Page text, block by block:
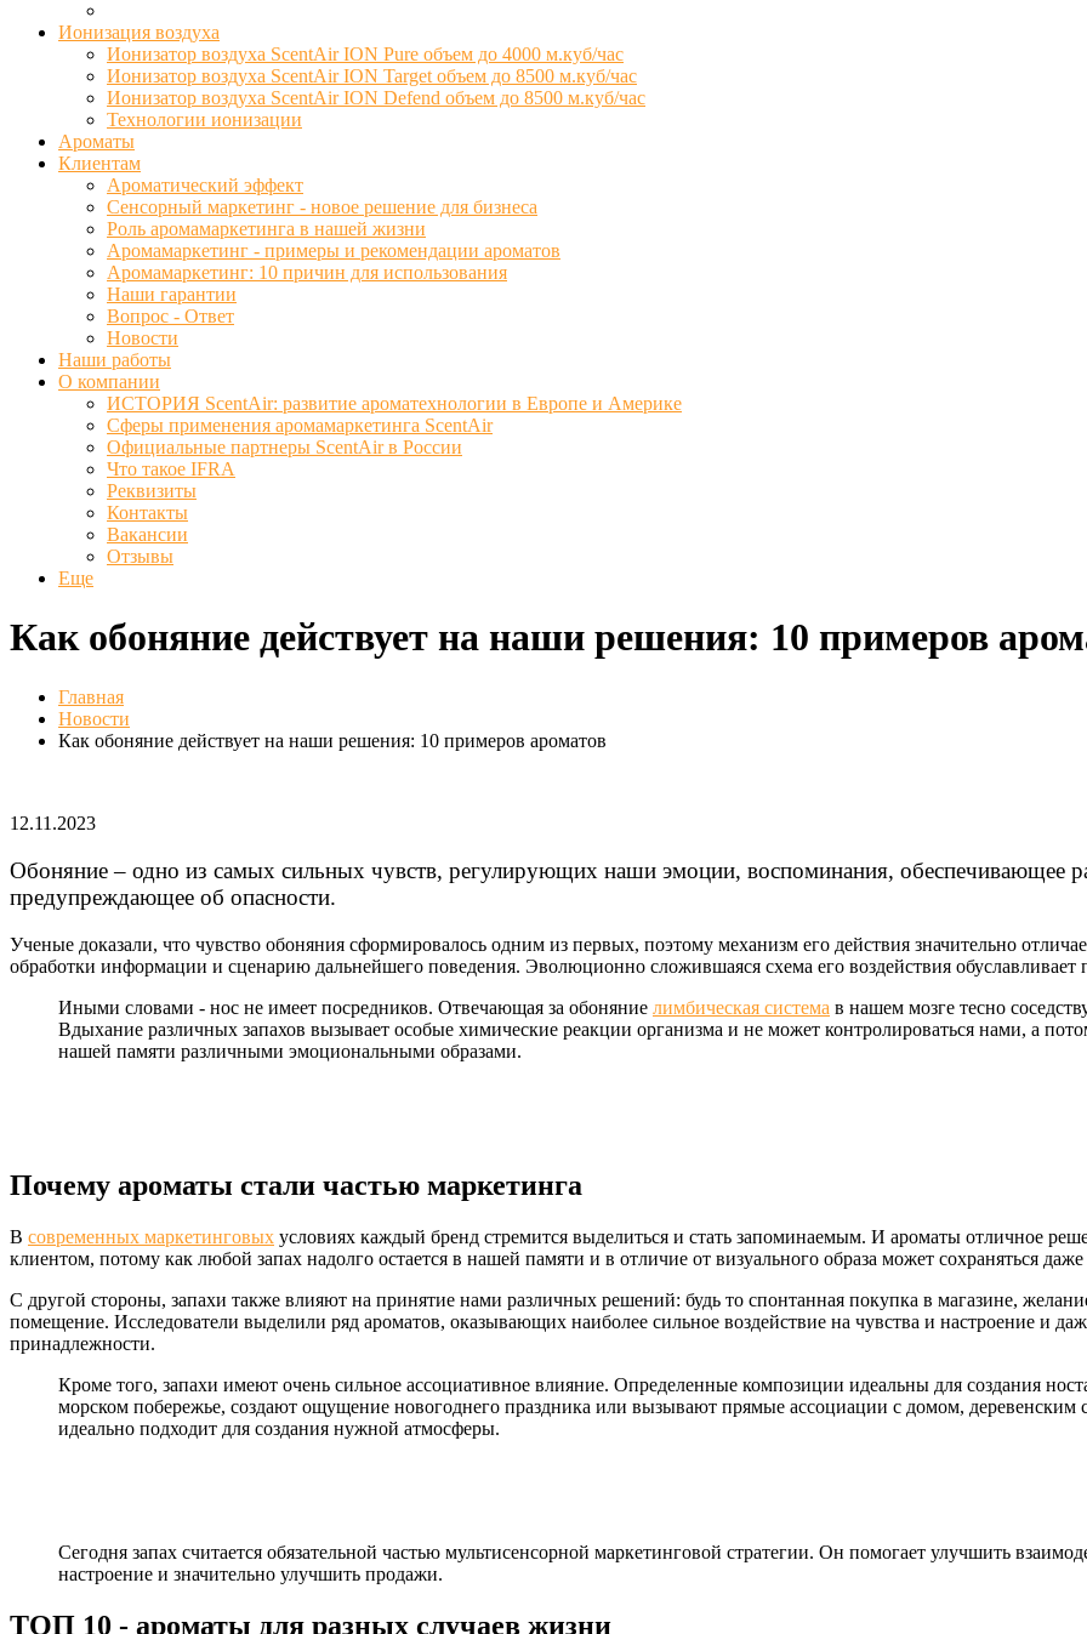
Ионизация воздуха
Ионизатор воздуха ScentAir ION Pure объем до 4000 м.куб/час
Ионизатор воздуха ScentAir ION Target объем до 8500 м.куб/час
Ионизатор воздуха ScentAir ION Defend объем до 8500 м.куб/час
Технологии ионизации
Ароматы
Клиентам
Ароматический эффект
Сенсорный маркетинг - новое решение для бизнеса
Роль аромамаркетинга в нашей жизни
Аромамаркетинг - примеры и рекомендации ароматов
Аромамаркетинг: 10 причин для использования
Наши гарантии
Вопрос - Ответ
Новости
Наши работы
О компании
ИСТОРИЯ ScentAir: развитие ароматехнологии в Европе и Америке
Сферы применения аромамаркетинга ScentAir
Официальные партнеры ScentAir в России
Что такое IFRA
Реквизиты
Контакты
Вакансии
Отзывы
Еще
Как обоняние действует на наши решения: 10 примеров
Главная
Новости
Как обоняние действует на наши решения: 10 примеров ароматов
12.11.2023
Обоняние – одно из самых сильных чувств, регулирующих наши эмоции, воспоминания, обеспечивающее
предупреждающее об опасности.
Ученые доказали, что чувство обоняния сформировалось одним из первых, поэтому механизм его действия значительно
обработки информации и сценарию дальнейшего поведения. Эволюционно сложившаяся схема его воздействия обуславливает
Иными словами - нос не имеет посредников. Отвечающая за обоняние лимбическая система в нашем мозге тесно
Вдыхание различных запахов вызывает особые химические реакции организма и не может контролироваться нами, а
нашей памяти различными эмоциональными образами.
Почему ароматы стали частью маркетинга
В современных маркетинговых условиях каждый бренд стремится выделиться и стать запоминаемым. И ароматы отличное
клиентом, потому как любой запах надолго остается в нашей памяти и в отличие от визуального образа может сохраняться даже
С другой стороны, запахи также влияют на принятие нами различных решений: будь то спонтанная покупка в магазине,
помещение. Исследователи выделили ряд ароматов, оказывающих наиболее сильное воздействие на чувства и настроение и
принадлежности.
Кроме того, запахи имеют очень сильное ассоциативное влияние. Определенные композиции идеальны для создания
морском побережье, создают ощущение новогоднего праздника или вызывают прямые ассоциации с домом,
идеально подходит для создания нужной атмосферы.
Сегодня запах считается обязательной частью мультисенсорной маркетинговой стратегии. Он помогает улучшить
настроение и значительно улучшить продажи.
ТОП 10 - ароматы для разных случаев жизни